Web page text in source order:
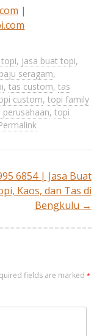
|
, jasa buat topi,
seragam,
,tas custom,tas
custom,topi family
perusahaan,topi
6854 | Jasa Buat
Kaos, dan Tas di
Bengkulu →
fields are marked*